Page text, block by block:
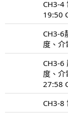
CH3-4
19:50
CH3-6
度、
CH3-6
度、
27:58
CH3-8